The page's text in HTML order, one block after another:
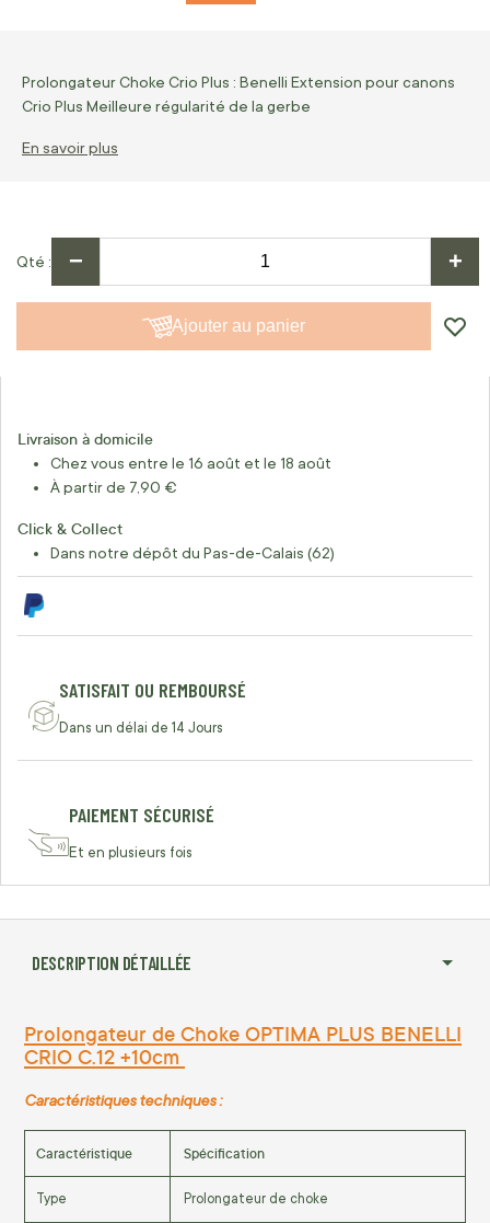
Prolongateur Choke Crio Plus : Benelli Extension pour canons
Crio Plus Meilleure régularité de la gerbe
En savoir plus
Qté − +
Ajouter au panier
Livraison à domicile
Chez vous entre le 16 août et le 18 août
À partir de 7,90 €
Click & Collect
Dans notre dépôt du Pas-de-Calais (62)
SATISFAIT OU REMBOURSÉ
Dans un délai de 14 Jours
PAIEMENT SÉCURISÉ
Et en plusieurs fois
DESCRIPTION DÉTAILLÉE
Prolongateur de Choke OPTIMA PLUS BENELLI
CRIO C.12 +10cm
Caractéristiques techniques :
Caractéristique Spécification
Type Prolongateur de choke